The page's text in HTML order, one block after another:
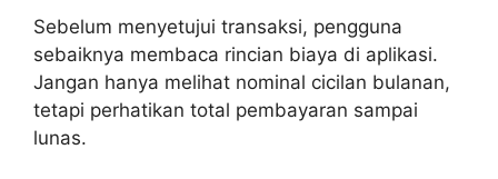
Sebelum menyetujui transaksi, pengguna
sebaiknya membaca rincian biaya di aplikasi.
Jangan hanya melihat nominal cicilan bulanan,
tetapi perhatikan total pembayaran sampai
lunas.